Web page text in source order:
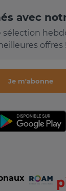
avec
sélection
offres !
Je m'abonne